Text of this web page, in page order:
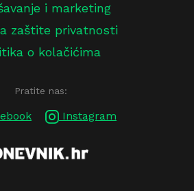
i marketing
zaštite privatnosti
o kolačićima
Pratite nas:
Instagram